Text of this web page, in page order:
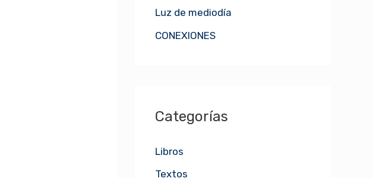
r
:
Luz de mediodía
CONEXIONES
Categorías
Libros
Textos